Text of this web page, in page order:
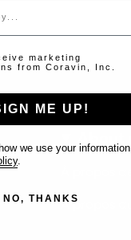
À propos
marketing
from Coravin, Inc.
ME UP!
we use your
NO, THANKS